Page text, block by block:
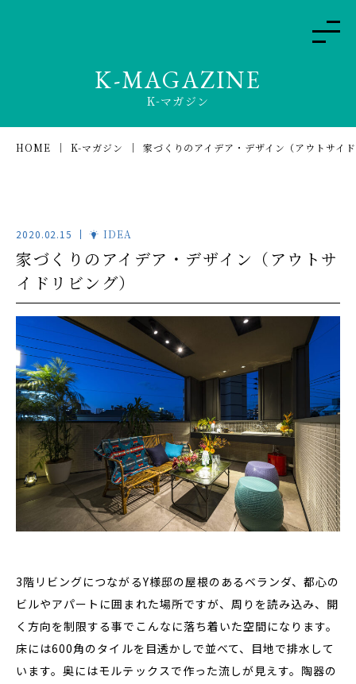
K-MAGAZINE
K-マガジン
HOME K-マガジン 家づくりのアイデア・デザイン（アウトサイ
2020.02.15 IDEA
家づくりのアイデア・デザイン（アウトサ
イドリビング）
3階リビングにつながるY様邸の屋根のあるベランダ、都心の
ビルやアパートに囲まれた場所ですが、周りを読み込み、開
く方向を制限する事でこんなに落ち着いた空間になります。
床には600角のタイルを目透かしで並べて、目地で排水して
います。奥にはモルテックスで作った流しが見えす。陶器の